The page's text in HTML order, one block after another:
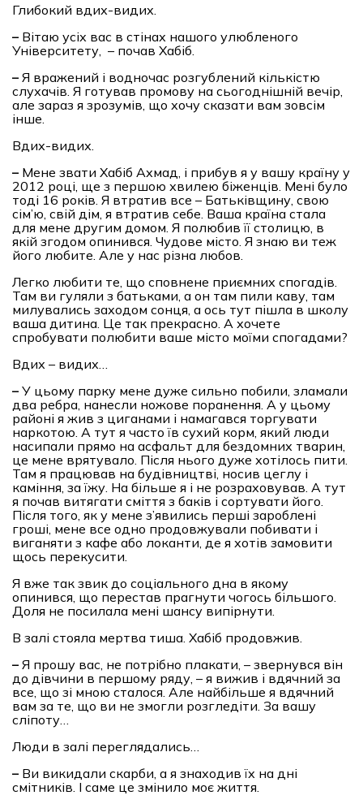
Глибокий вдих-видих.
– Вітаю усіх вас в стінах нашого улюбленого
Університету, – почав Хабіб.
– Я вражений і водночас розгублений кількістю
слухачів. Я готував промову на сьогоднішній вечір,
але зараз я зрозумів, що хочу сказати вам зовсім
інше.
Вдих-видих.
– Мене звати Хабіб Ахмад, і прибув я у вашу країну у
2012 році, ще з першою хвилею біженців. Мені було
тоді 16 років. Я втратив все – Батьківщину, свою
сім’ю, свій дім, я втратив себе. Ваша країна стала
для мене другим домом. Я полюбив її столицю, в
якій згодом опинився. Чудове місто. Я знаю ви теж
його любите. Але у нас різна любов.
Легко любити те, що сповнене приємних спогадів.
Там ви гуляли з батьками, а он там пили каву, там
милувались заходом сонця, а ось тут пішла в школу
ваша дитина. Це так прекрасно. А хочете
спробувати полюбити ваше місто моїми спогадами?
Вдих – видих…
– У цьому парку мене дуже сильно побили, зламали
два ребра, нанесли ножове поранення. А у цьому
районі я жив з циганами і намагався торгувати
наркотою. А тут я часто їв сухий корм, який люди
насипали прямо на асфальт для бездомних тварин,
це мене врятувало. Після нього дуже хотілось пити.
Там я працював на будівництві, носив цеглу і
каміння, за їжу. На більше я і не розраховував. А тут
я почав витягати сміття з баків і сортувати його.
Після того, як у мене з’явились перші зароблені
гроші, мене все одно продовжували побивати і
виганяти з кафе або локанти, де я хотів замовити
щось перекусити.
Я вже так звик до соціального дна в якому
опинився, що перестав прагнути чогось більшого.
Доля не посилала мені шансу випірнути.
В залі стояла мертва тиша. Хабіб продовжив.
– Я прошу вас, не потрібно плакати, – звернувся він
до дівчини в першому ряду, – я вижив і вдячний за
все, що зі мною сталося. Але найбільше я вдячний
вам за те, що ви не змогли розгледіти. За вашу
сліпоту…
Люди в залі переглядались…
– Ви викидали скарби, а я знаходив їх на дні
смітників. І саме це змінило моє життя.